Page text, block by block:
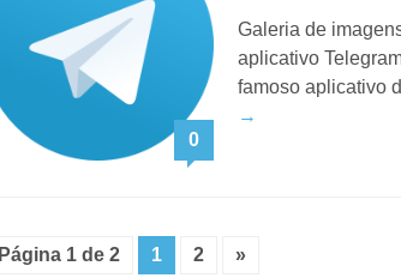
0
Galeria de
aplicativo
famoso aplicativo
→
Página 1 de 2 1 2 »